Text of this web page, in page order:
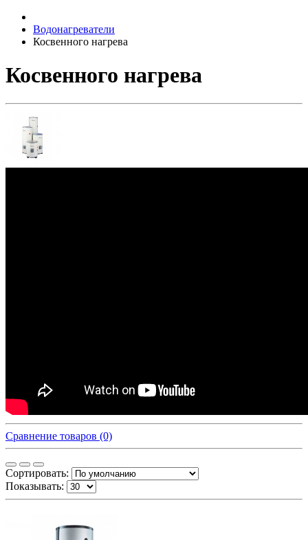
Водонагреватели
Косвенного нагрева
Косвенного нагрева
Сравнение товаров (0)
Сортировать:
Показывать: